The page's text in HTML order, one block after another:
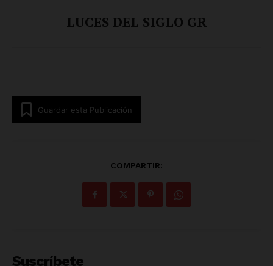
LUCES DEL SIGLO GR
Guardar esta Publicación
COMPARTIR:
Suscríbete